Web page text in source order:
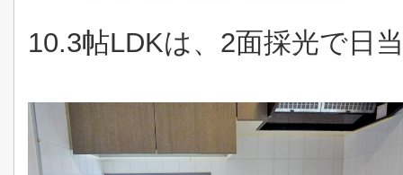
10.3帖LDKは、2面採光で日